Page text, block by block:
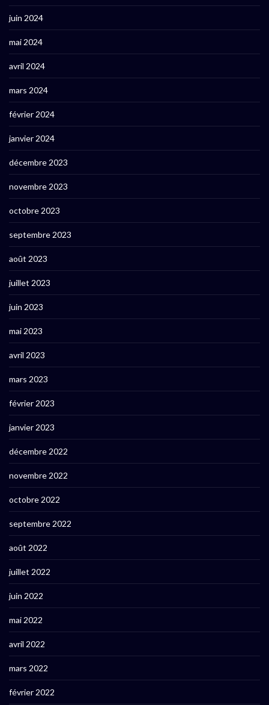
juin 2024
mai 2024
avril 2024
mars 2024
février 2024
janvier 2024
décembre 2023
novembre 2023
octobre 2023
septembre 2023
août 2023
juillet 2023
juin 2023
mai 2023
avril 2023
mars 2023
février 2023
janvier 2023
décembre 2022
novembre 2022
octobre 2022
septembre 2022
août 2022
juillet 2022
juin 2022
mai 2022
avril 2022
mars 2022
février 2022